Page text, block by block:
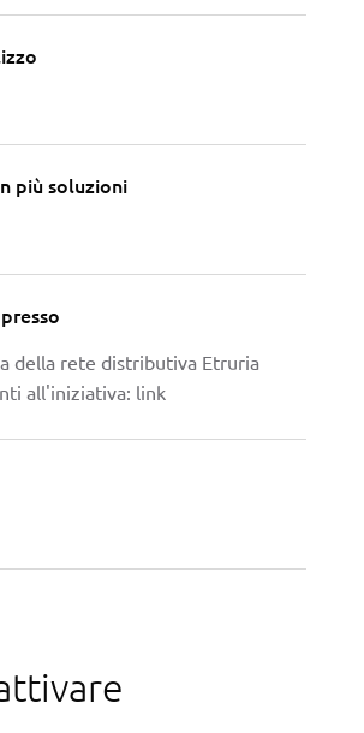
più soluzioni
della rete distributiva Etruria
all'iniziativa: link